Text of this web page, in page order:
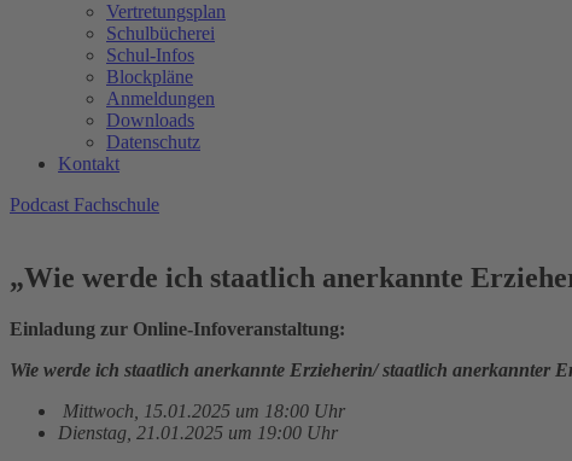
Vertretungsplan
Schulbücherei
Schul-Infos
Blockpläne
Anmeldungen
Downloads
Datenschutz
Kontakt
Podcast Fachschule
„Wie werde ich staatlich anerkannte
Einladung zur Online-Infoveranstaltung:
Wie werde ich staatlich anerkannte Erzieherin/ staatlich anerkannter
Mittwoch, 15.01.2025 um 18:00 Uhr
Dienstag, 21.01.2025 um 19:00 Uhr